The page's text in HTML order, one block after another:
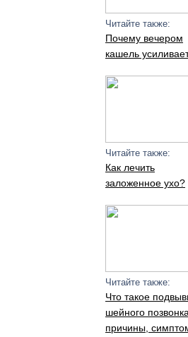
Читайте также:
Почему вечером
кашель
Читайте также:
Как лечить
заложенное ухо?
Читайте также:
Что такое
шейного
причины,